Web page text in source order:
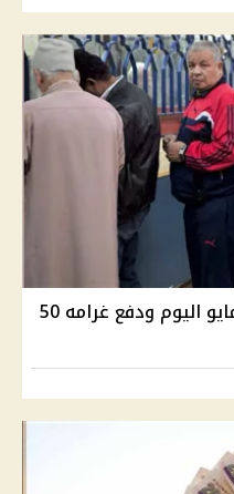
الزيادة وصلت صرف معاشات مايو اليوم ودفع غرامه 50